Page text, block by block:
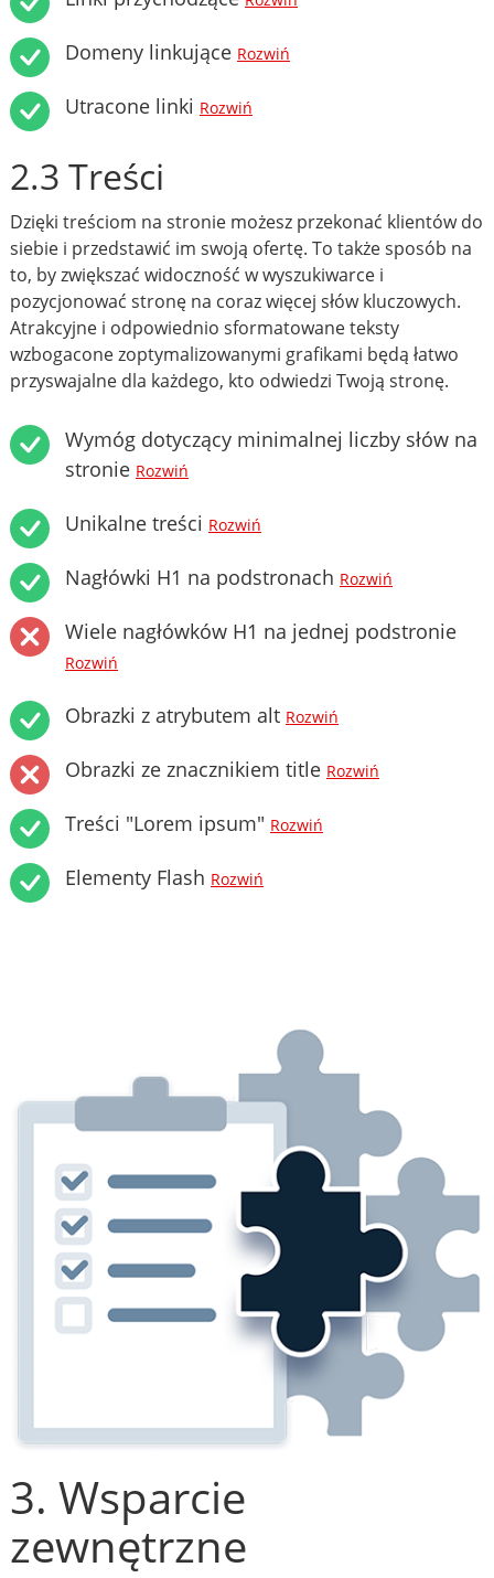
Domeny linkujące Rozwiń
Utracone linki Rozwiń
2.3 Treści
Dzięki treściom na stronie możesz przekonać klientów do
siebie i przedstawić im swoją ofertę. To także sposób na
to, by zwiększać widoczność w wyszukiwarce i
pozycjonować stronę na coraz więcej słów kluczowych.
Atrakcyjne i odpowiednio sformatowane teksty
wzbogacone zoptymalizowanymi grafikami będą łatwo
przyswajalne dla każdego, kto odwiedzi Twoją stronę.
Wymóg dotyczący minimalnej liczby słów na
stronie Rozwiń
Unikalne treści Rozwiń
Nagłówki H1 na podstronach Rozwiń
Wiele nagłówków H1 na jednej podstronie
Rozwiń
Obrazki z atrybutem alt Rozwiń
Obrazki ze znacznikiem title Rozwiń
Treści "Lorem ipsum" Rozwiń
Elementy Flash Rozwiń
3. Wsparcie
zewnętrzne